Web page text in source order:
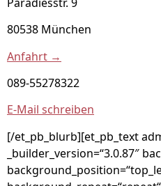
80538 München
Anfahrt →
089-55278322
E-Mail schreiben
[/et_pb_blurb][et_pb_text
_builder_version=“3.0.87″